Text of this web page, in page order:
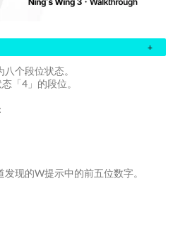
+
个段位状态。
「4」的段位。
现的W提示中的前五位数字。